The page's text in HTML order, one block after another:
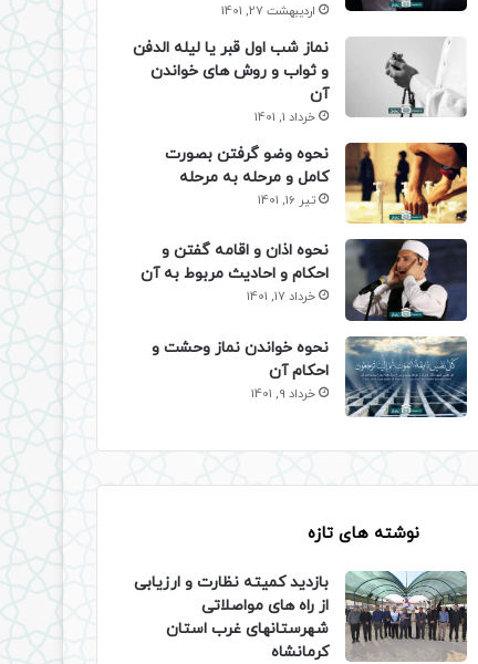
اردیبهشت 27, 1401
نماز شب اول قبر یا لیله الدفن
و ثواب و روش های خواندن
آن
خرداد 1, 1401
نحوه وضو گرفتن بصورت
کامل و مرحله به مرحله
تیر 16, 1401
نحوه اذان و اقامه گفتن و
احکام و احادیث مربوط به آن
خرداد 17, 1401
نحوه خواندن نماز وحشت و
احکام آن
خرداد 9, 1401
نوشته های تازه
بازدید کمیته نظارت و ارزیابی
از راه های مواصلاتی
شهرستانهای غرب استان
کرمانشاه